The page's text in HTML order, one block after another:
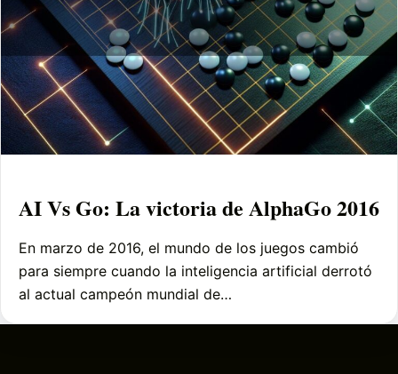
AI Vs Go: La victoria de AlphaGo 2016
En marzo de 2016, el mundo de los juegos cambió
para siempre cuando la inteligencia artificial derrotó
al actual campeón mundial de…